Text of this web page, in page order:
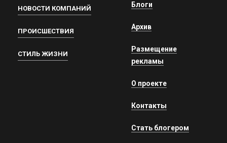
НОВОСТИ КОМПАНИЙ
ПРОИСШЕСТВИЯ
СТИЛЬ ЖИЗНИ
Блоги
Архив
Размещение
рекламы
О проекте
Контакты
Стать блогером